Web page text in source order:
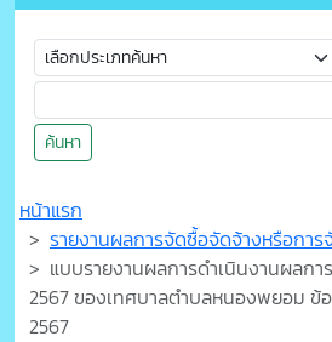
ค้นหา
หน้าแรก
รายงานผลการจัดซื้อจัดจ้างหรือกา
แบบรายงานผลการดำเนินงานผลก
2567 ของเทศบาลตำบลหนองพยอม
2567